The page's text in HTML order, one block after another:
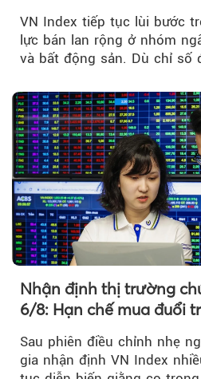
VN Index tiếp tục lùi bước
lực bán lan rộng ở nhóm
và bất động sản. Dù chỉ số
Nhận định thị trường
6/8: Hạn chế mua đuổi
Sau phiên điều chỉnh nhẹ
gia nhận định VN Index